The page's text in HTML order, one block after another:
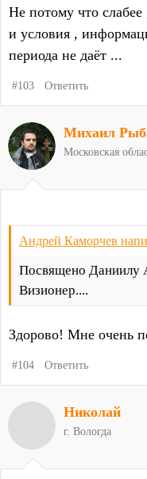
Не потому что
и условия ,
периода не даёт ...
#103 Ответить
Андрей Каморчев
Посвящено Даниилу
Визионер....
Здорово! Мне очень
#104 Ответить
Михаил
Московская
Николай
г. Вологда